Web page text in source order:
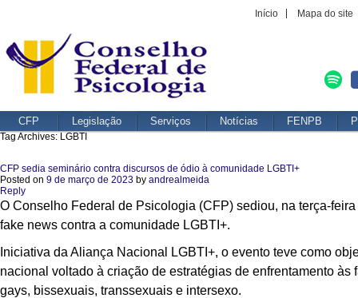
Início Mapa do site
CFP Legislação Serviços Notícias FENPB
Tag Archives: LGBTI
CFP sedia seminário contra discursos de ódio à comunidade LGBTI+
Posted on 9 de março de 2023 by andrealmeida
Reply
O Conselho Federal de Psicologia (CFP) sediou, na terça-
fake news contra a comunidade LGBTI+.
Iniciativa da Aliança Nacional LGBTI+, o evento teve como
nacional voltado à criação de estratégias de enfrentamento
gays, bissexuais, transsexuais e intersexo.